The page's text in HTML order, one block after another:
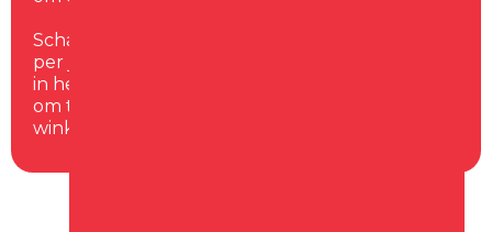
Schagen kent ook een aantal koopzondagen
per jaar, wat betekent dat je het winkelen ook
in het weekend kunt plannen. Bekijk de agenda
om te zien wanneer er koopzondag is in het
winkelcentrum en de omliggende straten.